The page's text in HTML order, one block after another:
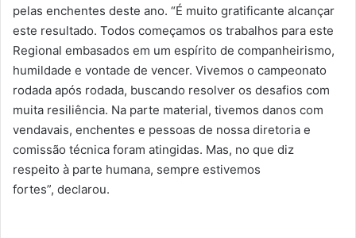
pelas enchentes deste ano. “É muito gratificante alcançar
este resultado. Todos começamos os trabalhos para este
Regional embasados em um espírito de companheirismo,
humildade e vontade de vencer. Vivemos o campeonato
rodada após rodada, buscando resolver os desafios com
muita resiliência. Na parte material, tivemos danos com
vendavais, enchentes e pessoas de nossa diretoria e
comissão técnica foram atingidas. Mas, no que diz
respeito à parte humana, sempre estivemos
fortes”, declarou.